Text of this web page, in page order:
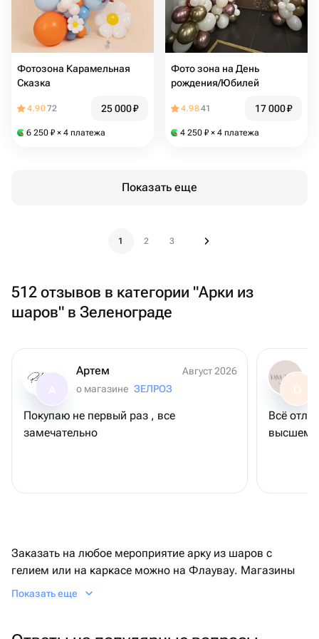
Фотозона Карамельная
Сказка
4.9072 25 000₽
6 250 ₽ × 4 платежа
Фото зона на День
рождения/Юбилей
4.9841 17 000₽
4 250 ₽ × 4 платежа
Показать еще
1 2 3
512 отзывов в категории "Арки из
шаров" в Зеленограде
Артем
Август 2026
о магазине ЗЕЛРОЗ
Покупаю не первый раз , все
замечательно
О
Всё
высшем
Заказать на любое мероприятие арку из шаров с
гелием или на каркасе можно на Флаувау. Магазины
предлагают разнообразный праздничный ассортимент
Показать еще